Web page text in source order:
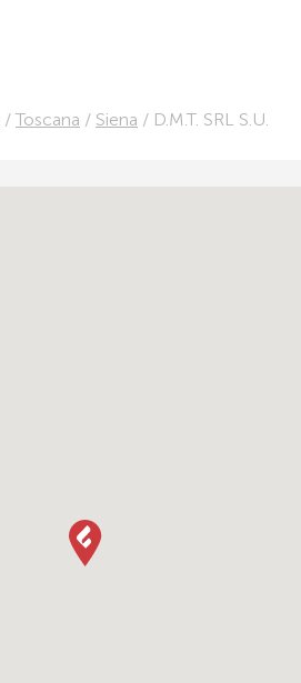
/ Toscana / Siena / D.M.T. SRL S.U.